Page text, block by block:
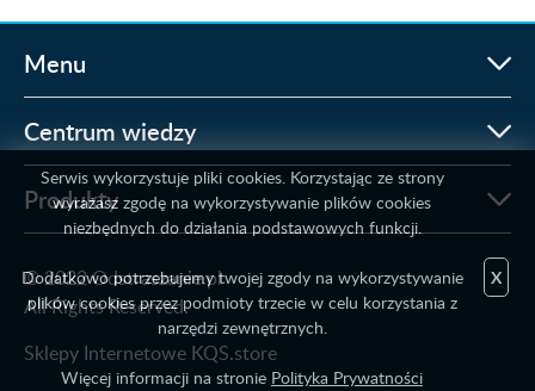
Menu
Centrum wiedzy
Produkty
© 2022 Odstraszanie.pl
All Rights Reserved.
Sklepy Internetowe KQS.store
Serwis wykorzystuje pliki cookies. Korzystając ze strony
wyrażasz zgodę na wykorzystywanie plików cookies
niezbędnych do działania podstawowych funkcji.
Dodatkowo potrzebujemy twojej zgody na wykorzystywanie
plików cookies przez podmioty trzecie w celu korzystania z
narzędzi zewnętrznych.
Więcej informacji na stronie Polityka Prywatności
X